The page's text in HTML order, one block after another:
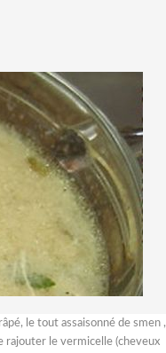
le tout assaisonné de smen
rajouter le vermicelle (cheveux